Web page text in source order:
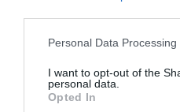
Personal Data
I want to opt-out of the
personal data.
Opted In
Appel
Soutenez Air